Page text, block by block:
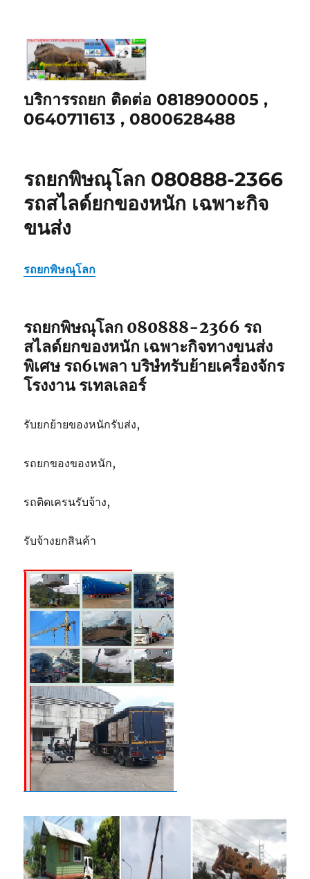
บริการรถยก ติดต่อ 0818900005 ,
0640711613 , 0800628488
รถยกพิษณุโลก 080888-2366
รถสไลด์ยกของหนัก เฉพาะกิจ
ขนส่ง
รถยกพิษณุโลก
รถยกพิษณุโลก 080888-2366 รถ
สไลด์ยกของหนัก เฉพาะกิจทางขนส่ง
พิเศษ รถ6เพลา บริษํทรับย้ายเครื่องจักร
โรงงาน รเทลเลอร์
รับยกย้ายของหนักรับส่ง,
รถยกของของหนัก,
รถติดเครนรับจ้าง,
รับจ้างยกสินค้า